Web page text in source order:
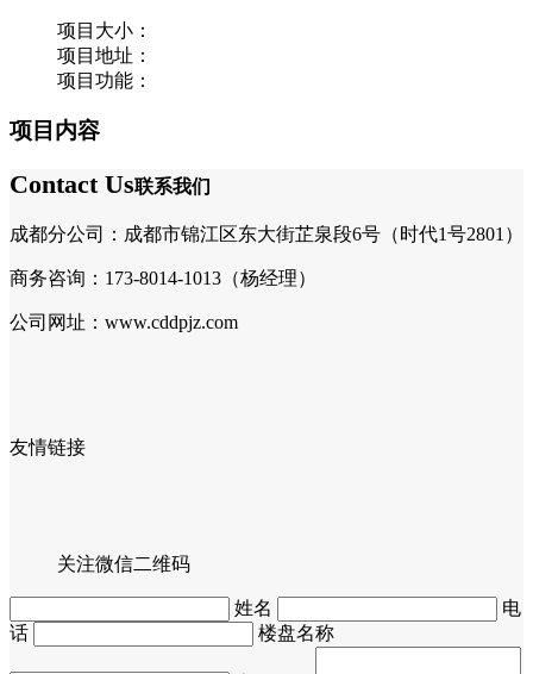
项目大小：
项目地址：
项目功能：
项目内容
Contact Us联系我们
成都分公司：成都市锦江区东大街芷泉段6号（时代1号2801）
商务咨询：173-8014-1013（杨经理）
公司网址：www.cddpjz.com
友情链接
关注微信二维码
姓名
电
话
楼盘名称